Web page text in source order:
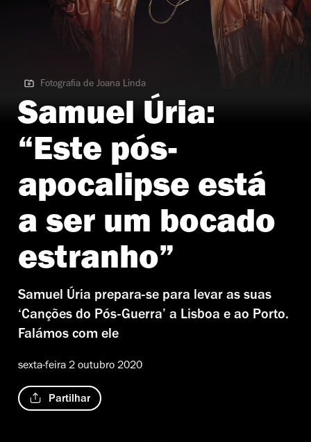
Fotografia de Joana Linda | Samuel Úria
Fotografia de Joana Linda
Samuel Úria:
“Este pós-
apocalipse está
a ser um bocado
estranho”
Samuel Úria prepara-se para levar as suas
‘Canções do Pós-Guerra’ a Lisboa e ao Porto.
Falámos com ele
sexta-feira 2 outubro 2020
Partilhar